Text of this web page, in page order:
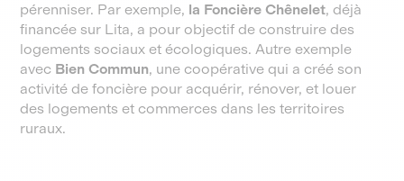
pérenniser. Par exemple, la Foncière Chênelet, déjà
financée sur Lita, a pour objectif de construire des
logements sociaux et écologiques. Autre exemple
avec Bien Commun, une coopérative qui a créé son
activité de foncière pour acquérir, rénover, et louer
des logements et commerces dans les territoires
ruraux.